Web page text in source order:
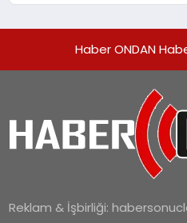
Haber ONDAN
Reklam & İşbirliği: